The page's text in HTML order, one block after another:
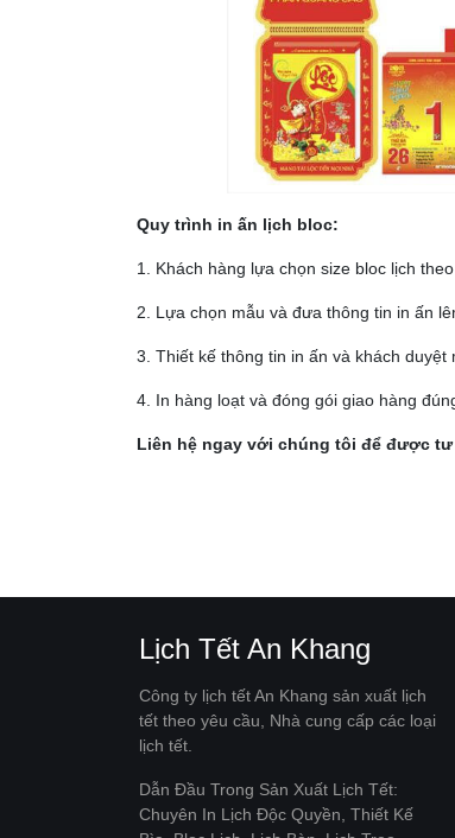
Quy trình in ấn lịch bloc:
1. Khách hàng lựa chọn size bloc lịch
2. Lựa chọn mẫu và đưa thông tin in ấn
3. Thiết kế thông tin in ấn và khách duyệt
4. In hàng loạt và đóng gói giao hàng
Liên hệ ngay với chúng tôi để được tư
Lịch Tết An Khang
Công ty lịch tết An Khang sản xuất lịch
tết theo yêu cầu, Nhà cung cấp các loại
lịch tết.
Dẫn Đầu Trong Sản Xuất Lịch Tết:
Chuyên In Lịch Độc Quyền, Thiết Kế